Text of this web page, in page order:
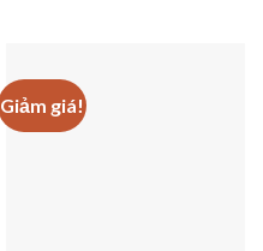
Giảm giá!